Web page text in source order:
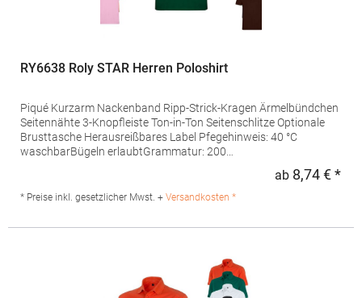
RY6638 Roly STAR Herren Poloshirt
Piqué Kurzarm Nackenband Ripp-Strick-Kragen Ärmelbündchen
Seitennähte 3-Knopfleiste Ton-in-Ton Seitenschlitze Optionale
Brusttasche Herausreißbares Label Pfegehinweis: 40 °C
waschbarBügeln erlaubtGrammatur: 200
Heather: 85% Baumwolle / 15% Viskose)Angaben zur
Produktsicherheit:Herst.-Nr.: PO6638Hersteller: GORFACTORY
ab 8,74 € *
* Preise inkl. gesetzlicher Mwst. + Versandkosten *